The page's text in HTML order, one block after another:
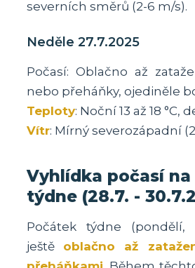
severních směrů (2-6 m/s).
Neděle 27.7.2025
Počasí: Oblačno až
nebo přeháňky, ojediněle
Teploty: Noční 13 až 18 °C,
Vítr: Mírný severozápadní
Vyhlídka počasí
týdne (28.7. -
Počátek týdne (pondělí,
ještě oblačno až